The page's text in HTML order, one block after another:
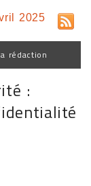
2025
rédaction
: